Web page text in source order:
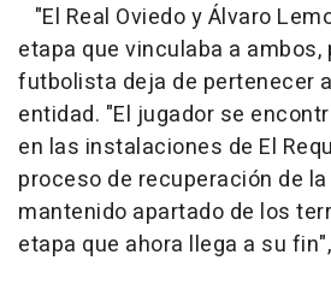
"El Real Oviedo y Álvaro
etapa que vinculaba a ambos,
futbolista deja de pertenecer
entidad. "El jugador se
en las instalaciones de El
proceso de recuperación de
mantenido apartado de los
etapa que ahora llega a su